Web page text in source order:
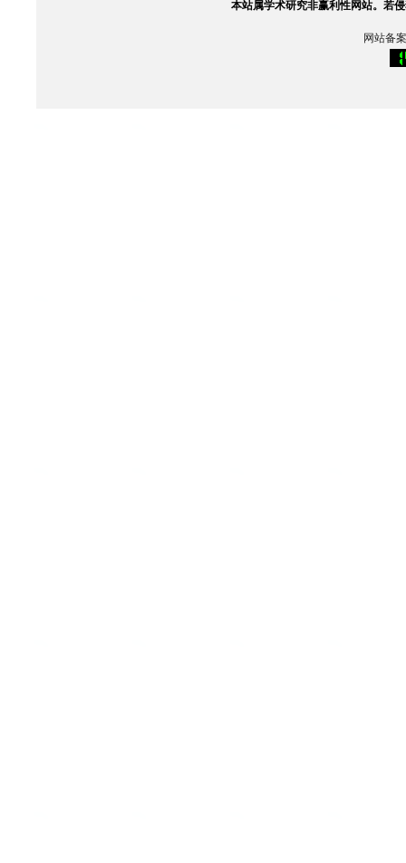
本站属学术研究非赢利性网站。 若
网站备